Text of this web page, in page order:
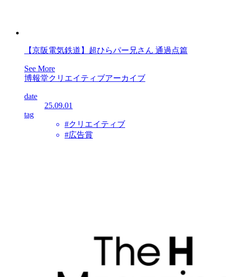
【京阪電気鉄道】超ひらパー兄さん 通過点篇
See More
博報堂クリエイティブアーカイブ
date
25.09.01
tag
#クリエイティブ
#広告賞